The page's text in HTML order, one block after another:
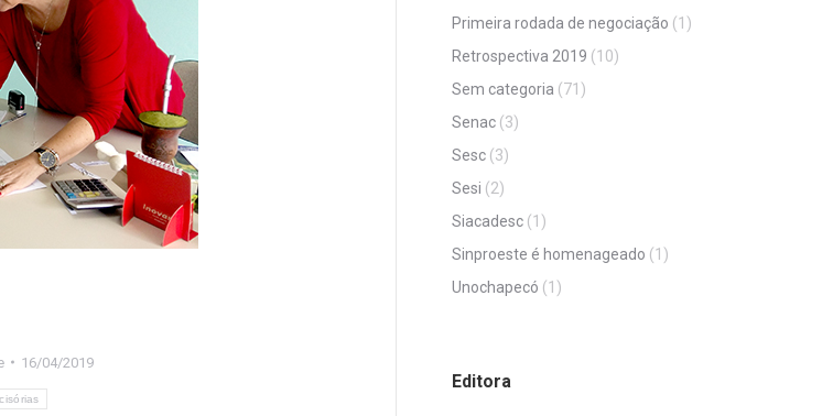
16/04/2019
Primeira rodada de negociação (1)
Retrospectiva 2019 (10)
Sem categoria (71)
Senac (3)
Sesc (3)
Sesi (2)
Siacadesc (1)
Sinproeste é homenageado (1)
Unochapecó (1)
Editora